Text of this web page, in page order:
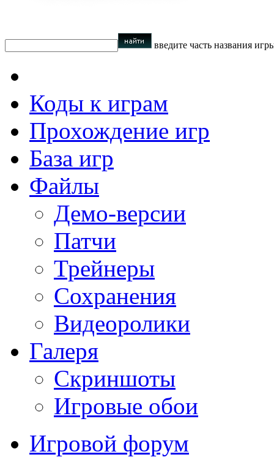
введите часть названия
Коды к играм
Прохождение игр
База игр
Файлы
Демо-версии
Патчи
Трейнеры
Сохранения
Видеоролики
Галеря
Скриншоты
Игровые обои
Игровой форум